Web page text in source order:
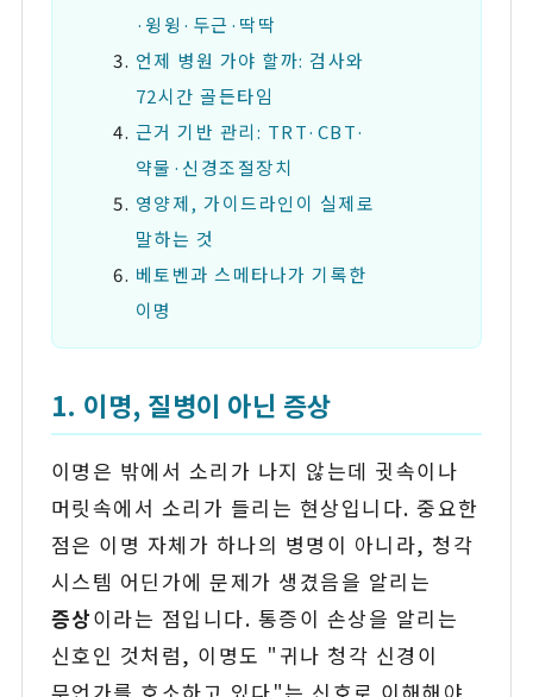
·윙윙·두근·딱딱
언제 병원 가야 할까: 검사와
72시간 골든타임
근거 기반 관리: TRT·CBT·
약물·신경조절장치
영양제, 가이드라인이 실제로
말하는 것
베토벤과 스메타나가 기록한
이명
1. 이명, 질병이 아닌 증상
이명은 밖에서 소리가 나지 않는데 귓속이나
머릿속에서 소리가 들리는 현상입니다. 중요한
점은 이명 자체가 하나의 병명이 아니라, 청각
시스템 어딘가에 문제가 생겼음을 알리는
증상이라는 점입니다. 통증이 손상을 알리는
신호인 것처럼, 이명도 "귀나 청각 신경이